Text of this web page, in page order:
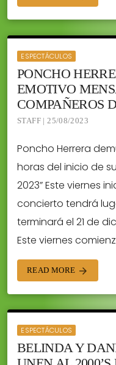
ESPECTÁCULOS
PONCHO
EMOTIVO
COMPAÑEROS
STAFF | 25/08/2023
Poncho Herrera
horas del inicio de
2023” Este viernes
concierto tendrá
terminará el 21 de
Este viernes
READ MORE arrow_forward
ESPECTÁCULOS
BELINDA Y